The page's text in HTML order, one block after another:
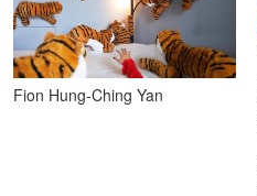
Fion Hung-Ching Yan